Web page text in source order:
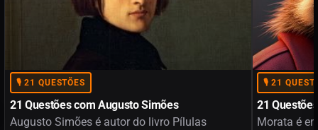
🎙️ 21 QUESTÕES
21 Questões com Augusto Simões
Augusto Simões é autor do livro Pílulas
🎙️ 21
21
Morata é